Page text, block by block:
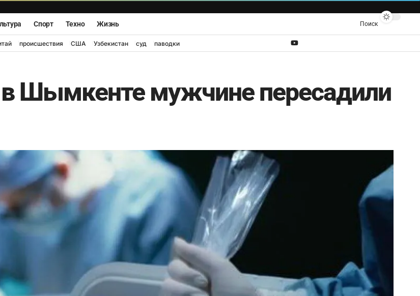
Спорт Техно Жизнь Поиск
происшествия США Узбекистан суд паводки
Шымкенте мужчине пересадили